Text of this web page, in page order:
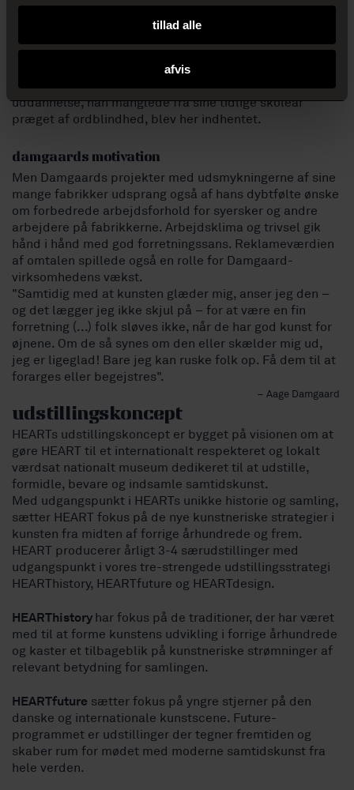
tillad alle
afvis
Manzoni – boede på hotel i Herning.
Der er ingen tvivl om, at Damgaard-familiens liv på flere
udviklede sig under opholdene. Samtalen, venskabet
og den særlige ånd, der herskede når kunstnerne var til
stede, har virket som livseliksir for Damgaard. Den
uddannelse, han manglede fra sine tidlige skoleår
præget af ordblindhed, blev her indhentet.
damgaards motivation
Men Damgaards projekter med udsmykningerne af sine
mange fabrikker udsprang også af hans dybtfølte ønske
om forbedrede arbejdsforhold for syersker og andre
arbejdere på fabrikkerne. Arbejdsklima og trivsel gik
hånd i hånd med god forretningssans. Reklameværdien
af omtalen spillede også en rolle for Damgaard-
virksomhedens vækst.
"Samtidig med at kunsten glæder mig, anser jeg den –
og det lægger jeg ikke skjul på – for at være en fin
forretning (...) folk sløves ikke, når de har god kunst for
øjnene. Om de så synes om den eller skælder mig ud,
jeg er ligeglad! Bare jeg kan ruske folk op. Få dem til at
forarges eller begejstres".
– Aage Damgaard
udstillingskoncept
HEARTs udstillingskoncept er bygget på visionen om at
gøre HEART til et internationalt respekteret og lokalt
værdsat nationalt museum dedikeret til at udstille,
formidle, bevare og indsamle samtidskunst.
Med udgangspunkt i HEARTs unikke historie og samling,
sætter HEART fokus på de nye kunstneriske strategier i
kunsten fra midten af forrige århundrede og frem.
HEART producerer årligt 3-4 særudstillinger med
udgangspunkt i vores tre-strengede udstillingsstrategi
HEARThistory, HEARTfuture og HEARTdesign.
HEARThistory har fokus på de traditioner, der har været
med til at forme kunstens udvikling i forrige århundrede
og kaster et tilbageblik på kunstneriske strømninger af
relevant betydning for samlingen.
HEARTfuture sætter fokus på yngre stjerner på den
danske og internationale kunstscene. Future-
programmet er udstillinger der tegner fremtiden og
skaber rum for mødet med moderne samtidskunst fra
hele verden.